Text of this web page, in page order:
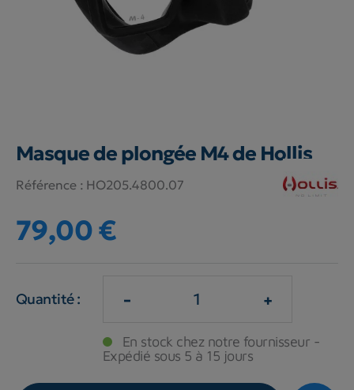
Masque de plongée M4 de Hollis
Référence : HO205.4800.07
79,00 €
Quantité : - +
En stock chez notre fournisseur -
Expédié sous 5 à 15 jours